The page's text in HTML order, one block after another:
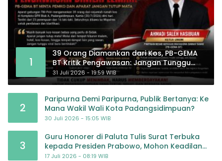
1
39 Orang Diamankan dari Kos, PB-GEMA
BT Kritik Pengawasan: Jangan Tunggu
Masyarakat Bergerak Baru Negara
Bertindak
31 Juli 2026 - 19:59 WIB
2
Paripurna Demi Paripurna, Publik Bertanya: Ke
Mana Wakil Wali Kota Padangsidimpuan?
30 Juli 2026 - 15:05 WIB
3
Guru Honorer di Paluta Tulis Surat Terbuka
kepada Presiden Prabowo, Mohon Keadilan
atas Dugaan Kriminalisasi
17 Juli 2026 - 08:19 WIB